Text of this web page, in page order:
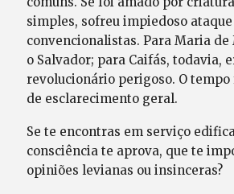
simples, sofreu impiedoso ataque
convencionalistas. Para Maria de
o Salvador; para Caifás, todavia,
revolucionário perigoso. O
de esclarecimento geral.
Se te encontras em serviço
consciência te aprova, que te
opiniões levianas ou insinceras?